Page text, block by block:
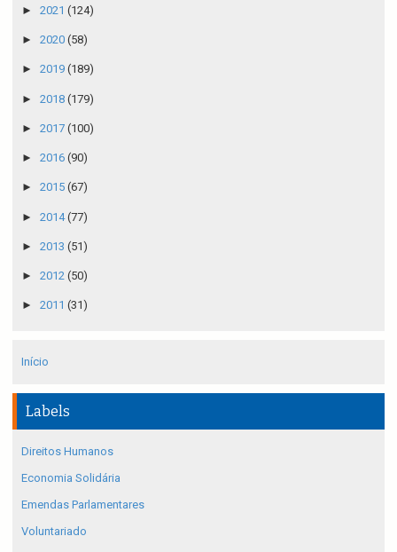
► 2021 (124)
► 2020 (58)
► 2019 (189)
► 2018 (179)
► 2017 (100)
► 2016 (90)
► 2015 (67)
► 2014(77)
► 2013 (51)
► 2012 (50)
► 2011 (31)
Início
Labels
Direitos Humanos
Economia Solidária
Emendas Parlamentares
Voluntariado